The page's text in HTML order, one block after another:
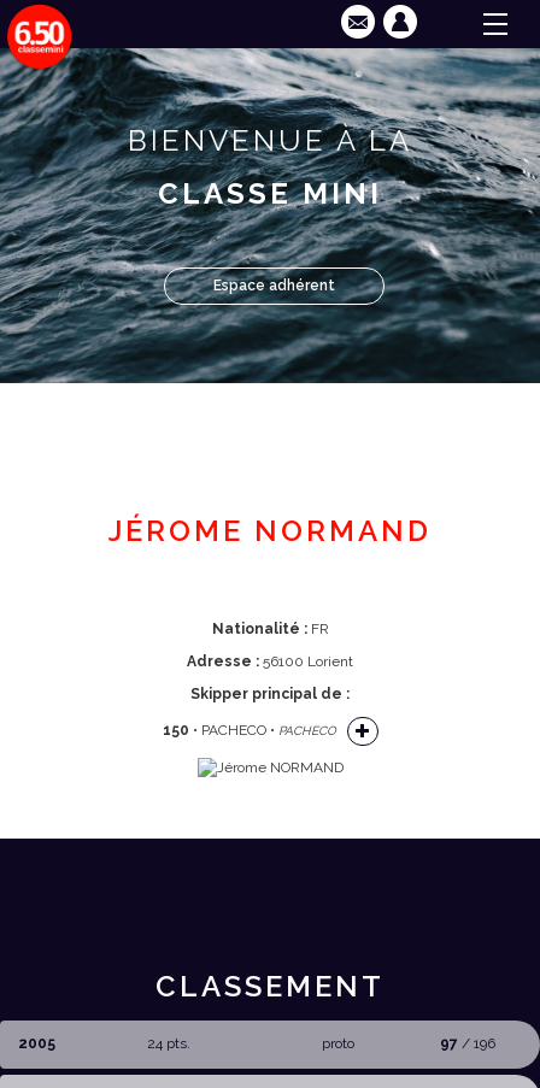
BIENVENUE À LA
CLASSE MINI
Espace adhérent
JÉROME NORMAND
Nationalité :FR
Adresse : 56100 Lorient
Skipper principal de :
150 • PACHECO • PACHECO
CLASSEMENT
2005 24 pts. proto 97 / 196